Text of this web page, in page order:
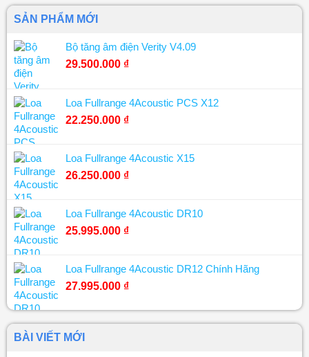
SẢN PHẨM MỚI
Bộ tăng âm điện Verity V4.09
29.500.000 ₫
Loa Fullrange 4Acoustic PCS X12
22.250.000 ₫
Loa Fullrange 4Acoustic X15
26.250.000 ₫
Loa Fullrange 4Acoustic DR10
25.995.000 ₫
Loa Fullrange 4Acoustic DR12 Chính Hãng
27.995.000 ₫
BÀI VIẾT MỚI